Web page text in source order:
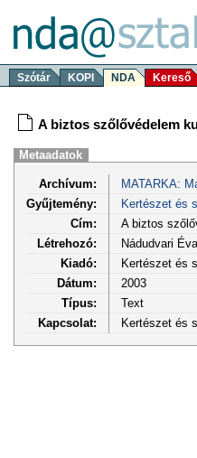
Szótár KOPI NDA Kereső
A biztos szőlővédelem
Metaadatok
Archívum:
MATARKA:
Gyűjtemény:
Kertészet és
Cím:
A biztos
Létrehozó:
Nádudvari Éva
Kiadó:
Kertészet és
Dátum:
2003
Típus:
Text
Kapcsolat:
Kertészet és